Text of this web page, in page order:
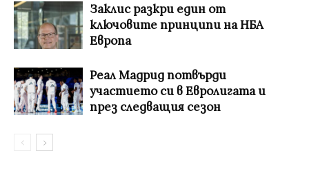
Заклис разкри един от
ключовите принципи на НБА
Европа
Реал Мадрид потвърди
участието си в Евролигата и
през следващия сезон